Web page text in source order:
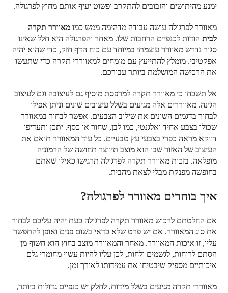
ימנע מהיתושים והזבובים להתקרב ופשוט יעיף אותם מחוץ לפרגולה.
מאוורר לפרגולה עושה עבודה מדהימה ממש כמומאוורר תקרה
לבית הודות לכנפיים הרחבות שלו. מאחר והפרגולה היא חלל שאינו
סגור נדרש מאוורר עוצמתי במיוחד עם כוח הדף חזק, כדי שהוא יהיה
אפקטיבי. מומלץ להתייעץ עם מומחים למאווררי תקרה כדי שתעשו
את הרכישה המושלמת ביותר עבורכם.
אל תשכחו כי מאוורר תקרה למרפסת מוסיף גם לעיצובה וגם לעיצוב
הגינה. מאווררים אלה מגיעים בשלל עיצובים שונים וניתן אפילו
לבחור בדגמים השונים את שילוב הצבעים. אפשר לבחור במאוורר
שכולו בצבע אחיד ואלגנטי, כמו לבן, שחור או כסף. יתכן ותעדיפו
דווקא מראה כפרי בצבעי עץ טבעיים. כל עוד המאוורר תואם את
העיצוב של האזור שבו הוא מוצב תיווצר תחושה של הרמוניה
מופלאה. בזכות מאוורר תקרה לפרגולה תרגישו כאילו שאתם
בחופשה מפנקת מבלי לצאת מהבית.
איך בוחרים מאוורר לפרגולה?
אם החלטתם לרכוש מאוורר תקרה לפרגולה כעת יהיה עליכם לבחור
את סוג המאוורר. אם יש פרט שלא כדאי בשום פנים ואופן להתפשר
עליו, זו איכות המאוורר. מאחר והמאוורר מוצב בחוץ הוא חשוף מן
הסתם לרוחות, לגשמים ולחות, לכן עליו להיות עשוי מחומרי גלם
איכותיים מספיק שיבטיחו את עמידותו לאורך זמן.
מאווררי תקרה מגיעים בשלל מידות, לחלק יש כנפיים גדולות ביותר,